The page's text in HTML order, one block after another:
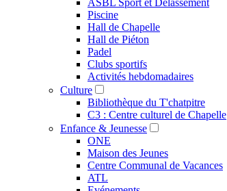
ASBL Sport et Délassement
Piscine
Hall de Chapelle
Hall de Piéton
Padel
Clubs sportifs
Activités hebdomadaires
Culture
Bibliothèque du T'chatpitre
C3 : Centre culturel de Chapelle
Enfance & Jeunesse
ONE
Maison des Jeunes
Centre Communal de Vacances
ATL